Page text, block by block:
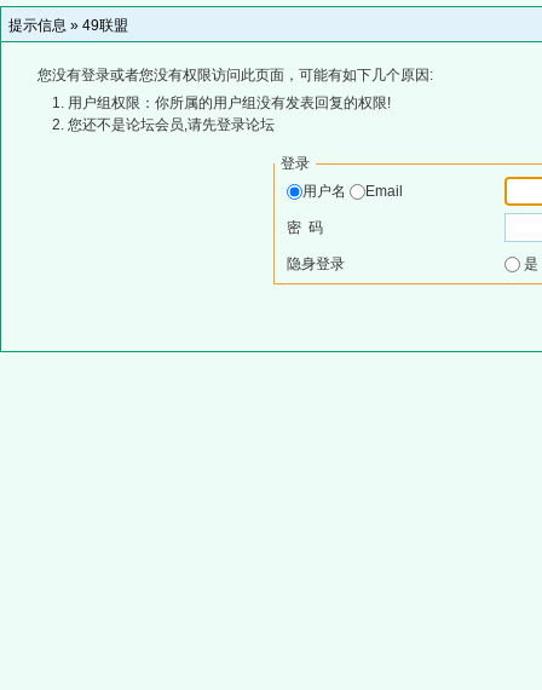
提示信息 » 49联盟
您没有登录或者您没有权限访问此页面，可能有如下几个原因:
用户组权限：你所属的用户组没有发表回复的权限!
您还不是论坛会员,请先登录论坛
登录
用户名
Email
密 码
隐身登录